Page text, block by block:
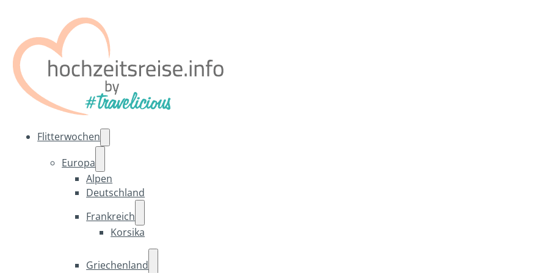
Flitterwochen
Europa
Alpen
Deutschland
Frankreich
Korsika
Griechenland